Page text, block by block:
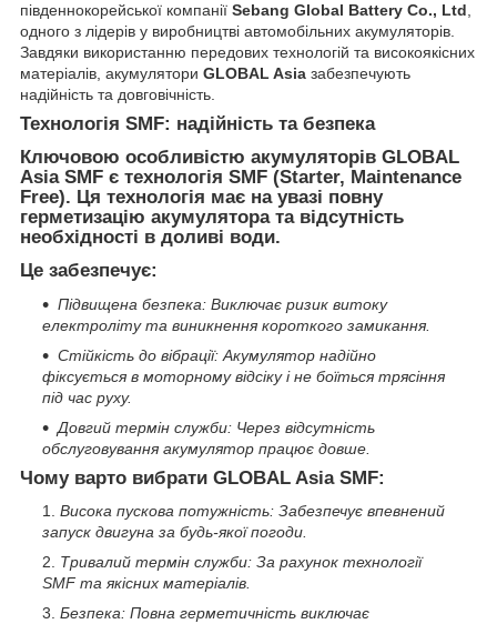
південнокорейської компанії Sebang Global Battery Co., Ltd,
одного з лідерів у виробництві автомобільних акумуляторів.
Завдяки використанню передових технологій та високоякісних
матеріалів, акумулятори GLOBAL Asia забезпечують
надійність та довговічність.
Технологія SMF: надійність та безпека
Ключовою особливістю акумуляторів GLOBAL
Asia SMF є технологія SMF (Starter, Maintenance
Free). Ця технологія має на увазі повну
герметизацію акумулятора та відсутність
необхідності в доливі води.
Це забезпечує:
Підвищена безпека: Виключає ризик витоку
електроліту та виникнення короткого замикання.
Стійкість до вібрації: Акумулятор надійно
фіксується в моторному відсіку і не боїться трясіння
під час руху.
Довгий термін служби: Через відсутність
обслуговування акумулятор працює довше.
Чому варто вибрати GLOBAL Asia SMF:
Висока пускова потужність: Забезпечує впевнений
запуск двигуна за будь-якої погоди.
Тривалий термін служби: За рахунок технології
SMF та якісних матеріалів.
Безпека: Повна герметичність виключає